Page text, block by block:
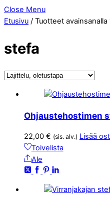
Close Menu
Etusivu / Tuotteet avainsanalla
stefa
Ohjaustehostimen
22,00 € (sis. alv.) Lisää
Toivelista
Ale